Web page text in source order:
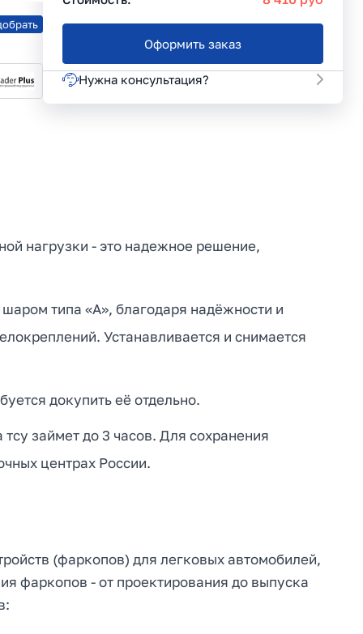
Оформить заказ
Нужна консультация?
нагрузки - это надежное решение,
типа «А», благодаря надёжности и
Устанавливается и снимается
докупить её отдельно.
займет до 3 часов. Для сохранения
центрах России.
(фаркопов) для легковых автомобилей,
фаркопов - от проектирования до выпуска